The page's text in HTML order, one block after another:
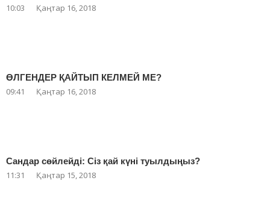
10:03 Қаңтар 16, 2018
ӨЛГЕНДЕР ҚАЙТЫП КЕЛМЕЙ МЕ?
09:41 Қаңтар 16, 2018
Сандар сөйлейді: Сіз қай күні туылдыңыз?
11:31 Қаңтар 15, 2018